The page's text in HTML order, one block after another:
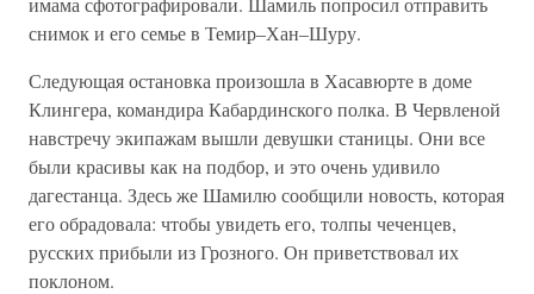
снимок и его семье в Темир–Хан–Шуру.
Следующая остановка произошла в Хасавюрте в доме
Клингера, командира Кабардинского полка. В Червленой
навстречу экипажам вышли девушки станицы. Они все
были красивы как на подбор, и это очень удивило
дагестанца. Здесь же Шамилю сообщили новость, которая
его обрадовала: чтобы увидеть его, толпы чеченцев,
русских прибыли из Грозного. Он приветствовал их
поклоном.